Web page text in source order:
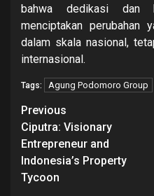
bahwa dedikasi dan
menciptakan perubahan
dalam skala nasional,
internasional.
Tags: Agung Podomoro Group
Continue
Reading
Previous
Ciputra: Visionary
Entrepreneur and
Indonesia’s Property
Tycoon